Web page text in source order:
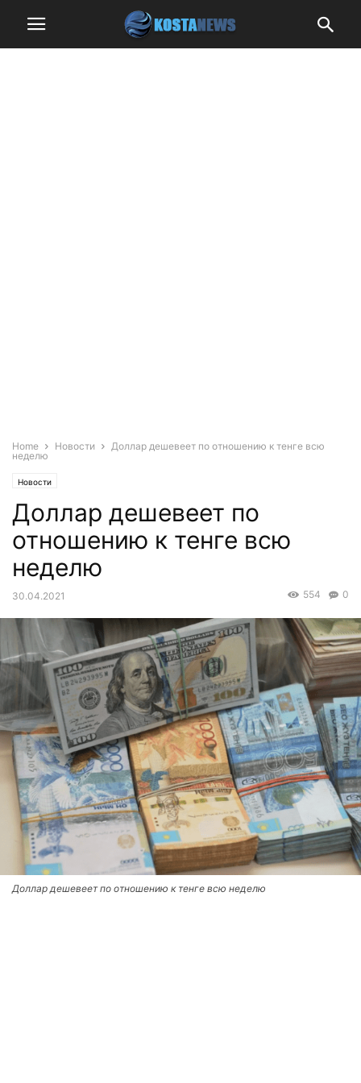
Home Новости
Доллар дешевеет по отношению к тенге всю
неделю
Новости
Доллар дешевеет по
отношению к тенге всю
неделю
30.04.2021 0
554
Доллар дешевеет по отношению к тенге всю неделю